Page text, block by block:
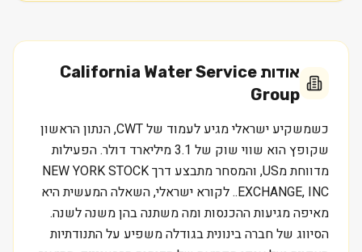
אודותCalifornia Water Service
Group
כשמשקיע ישראלי מגיע לעמוד של CWT, הנתון הראשון
שקופץ הוא שווי שוק של 3.1 מיליארד דולר. הפעילות
מדווחת מUS, והמסחר מתבצע דרך NEW YORK STOCK
EXCHANGE, INC.. לקורא ישראלי, השאלה המעשית היא
מאיפה מגיעות ההכנסות ומה משתנה בהן משנה לשנה.
הסיווג של חברה בינונית בגודלה משפיע על התנודתיות